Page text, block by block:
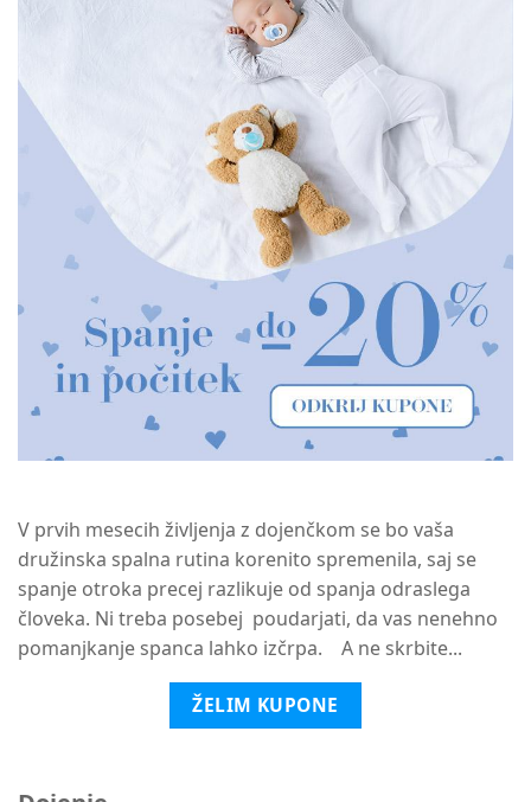
V prvih mesecih življenja z dojenčkom se bo vaša
družinska spalna rutina korenito spremenila, saj se
spanje otroka precej razlikuje od spanja odraslega
človeka. Ni treba posebej poudarjati, da vas nenehno
pomanjkanje spanca lahko izčrpa. A ne skrbite...
ŽELIM KUPONE